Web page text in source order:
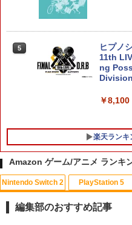
tendo
￥3,779
【PS5
Files
ザ ケ-
￥5,420
【中古
5
ヒプノ
11th
ng
￥8,100
楽天ランキ
Amazon ゲーム/アニメ ランキ
Nintendo Switch 2 PlayStation 5
編集部のおすすめ記事